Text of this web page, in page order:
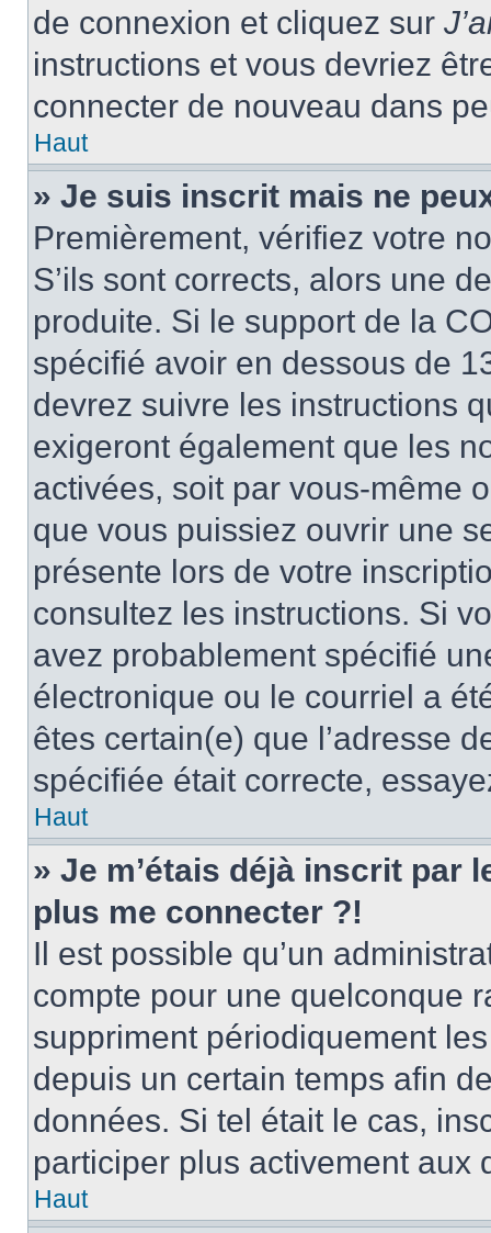
de connexion et cliquez sur
instructions et vous devriez
connecter de nouveau dans
Haut
» Je suis inscrit mais ne
Premièrement, vérifiez votre
S’ils sont corrects, alors une
produite. Si le support de la
spécifié avoir en dessous de
devrez suivre les instructions
exigeront également que les
activées, soit par vous-même
que vous puissiez ouvrir une
présente lors de votre
consultez les instructions. Si
avez probablement spécifié
électronique ou le courriel a
êtes certain(e) que l’adresse
spécifiée était correcte,
Haut
» Je m’étais déjà inscrit par
plus me connecter ?!
Il est possible qu’un
compte pour une quelconque
suppriment périodiquement
depuis un certain temps afin
données. Si tel était le cas,
participer plus activement aux
Haut